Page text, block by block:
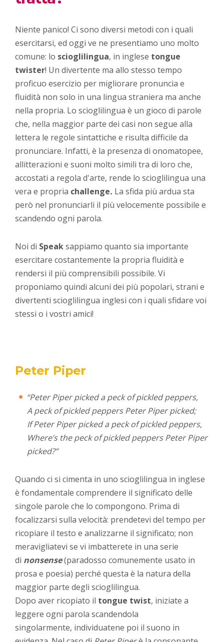
Niente panico! Ci sono diversi metodi con i quali
esercitarsi, ed oggi ve ne presentiamo uno molto
comune: lo scioglilingua, in inglese tongue
twister! Un divertente ma allo stesso tempo
proficuo esercizio per migliorare pronuncia e
fluidità non solo in una lingua straniera ma anche
nella propria. Lo scioglilingua è un gioco di parole
che, nella maggior parte dei casi non segue alla
lettera le regole sintattiche e risulta difficile da
pronunciare. Infatti, è la presenza di onomatopee,
allitterazioni e suoni molto simili tra di loro che,
accostati a regola d'arte, rende lo scioglilingua una
vera e propria challenge. La sfida più ardua sta
però nel pronunciarli il più velocemente possibile e
scandendo ogni parola.
Noi di Speaksappiamo quanto sia importante
esercitare costantemente la propria fluidità e
rendersi il più comprensibili possibile. Vi
proponiamo quindi alcuni dei più popolari, strani e
divertenti scioglilingua inglesi con i quali sfidare voi
stessi o i vostri amici!
Peter Piper
“Peter Piper picked a peck of pickled peppers,
A peck of pickled peppers Peter Piper picked;
If Peter Piper picked a peck of pickled peppers,
Where’s the peck of pickled peppers Peter Piper
picked?”
Quando ci si cimenta in uno scioglilingua in inglese
è fondamentale comprendere il significato delle
singole parole che lo compongono. Prima di
focalizzarsi sulla velocità: prendetevi del tempo per
ricopiare il testo e analizzarne il significato; non
meravigliatevi se vi imbatterete in una serie
di nonsense(paradosso comunemente usato in
prosa e poesia) perché questa è la natura della
maggior parte degli scioglilingua.
Dopo aver ricopiato il tongue twist, iniziate a
leggere ogni parola scandendola
singolarmente, individuatene poi il suono in